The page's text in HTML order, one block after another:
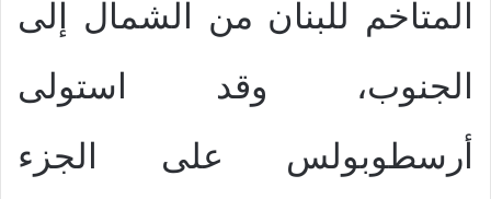
المتاخم للبنان من الشمال إلى
الجنوب، وقد استولى
أرسطوبولس على الجزء